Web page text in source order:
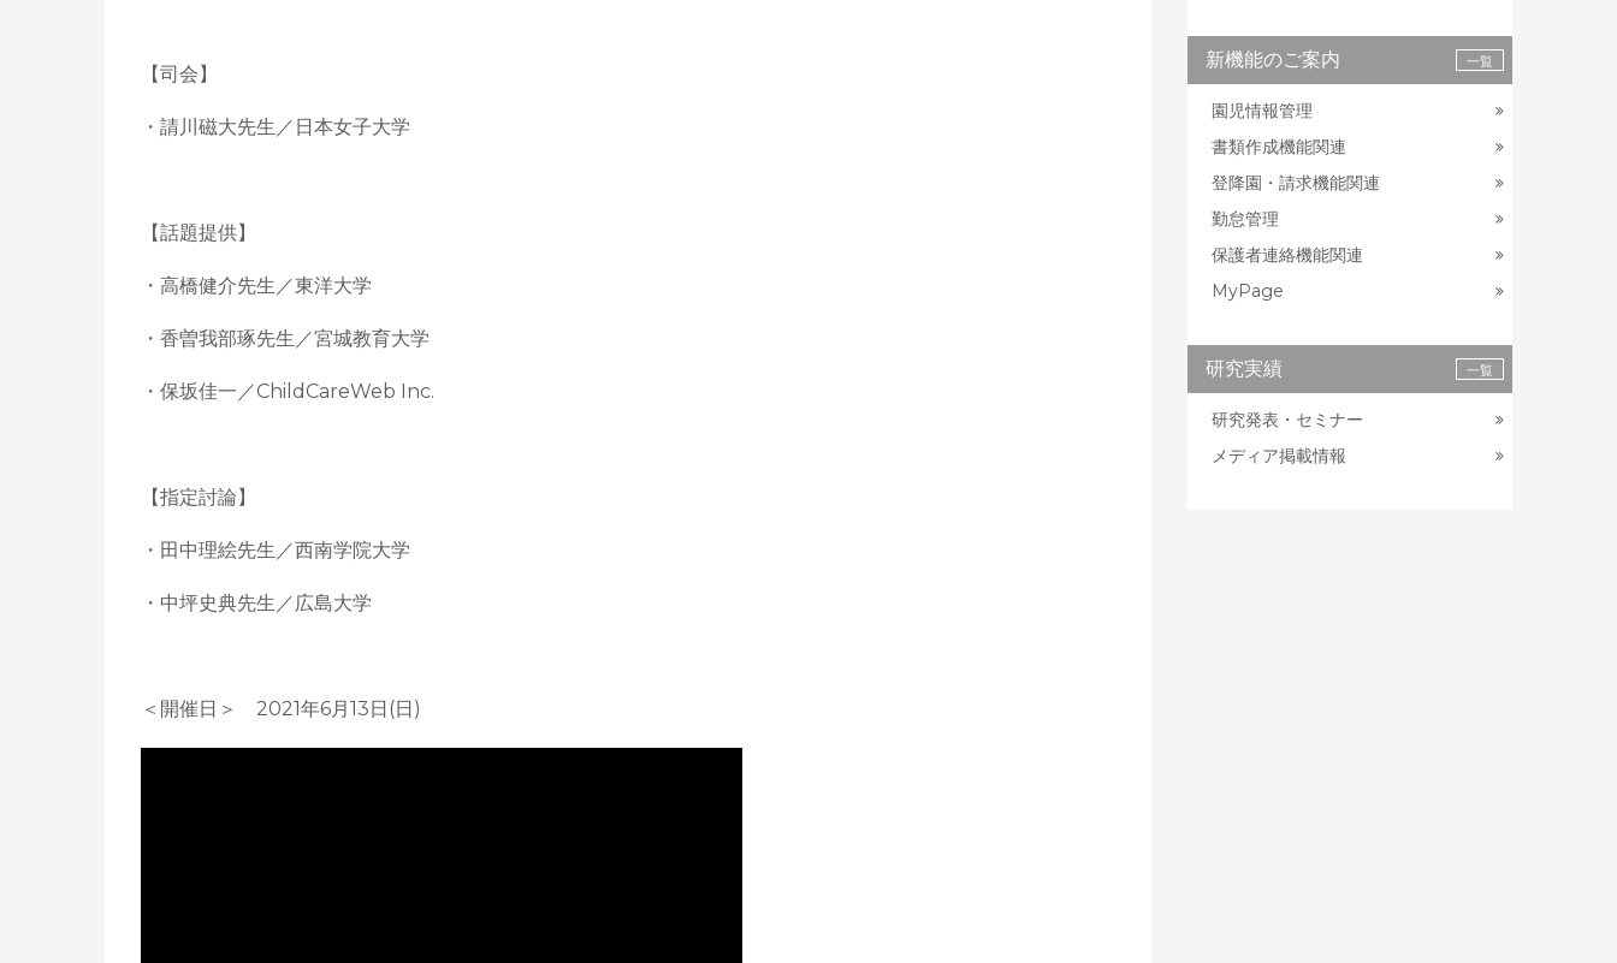
【司会】
・請川磁大先生／日本女子大学
【話題提供】
・高橋健介先生／東洋大学
・香曽我部琢先生／宮城教育大学
・保坂佳一／ChildCareWeb Inc.
【指定討論】
・田中理絵先生／西南学院大学
・中坪史典先生／広島大学
＜開催日＞ 2021年6月13日(日)
新機能のご案内 一覧
園児情報管理
書類作成機能関連
登降園・請求機能関連
勤怠管理
保護者連絡機能関連
MyPage
研究実績 一覧
研究発表・セミナー
メディア掲載情報